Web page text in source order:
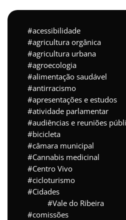
acessibilidade
agricultura orgânica
agricultura urbana
agroecologia
alimentação saudável
antirracismo
apresentações e estudos
atividade parlamentar
audiências e reuniões
bicicleta
câmara municipal
Cannabis medicinal
Centro Vivo
cicloturismo
Cidades
Vale do Ribeira
comissões